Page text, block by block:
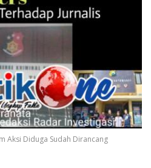
Aksi Diduga Sudah Dirancang